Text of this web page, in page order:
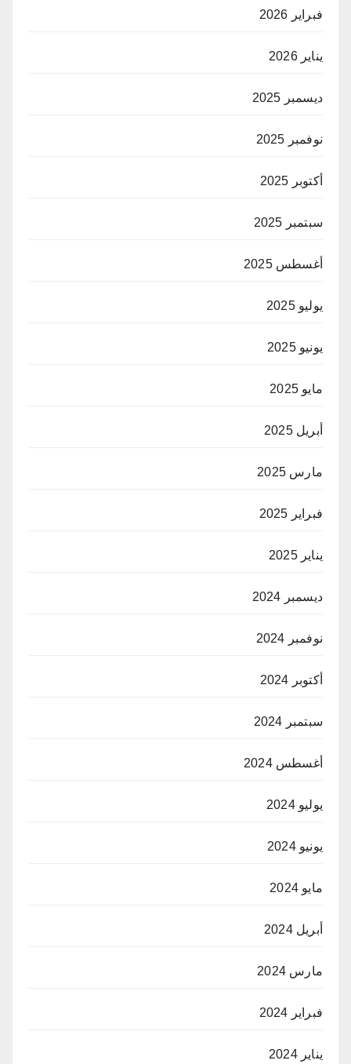
فبراير 2026
يناير 2026
ديسمبر 2025
نوفمبر 2025
أكتوبر 2025
سبتمبر 2025
أغسطس 2025
يوليو 2025
يونيو 2025
مايو 2025
أبريل 2025
مارس 2025
فبراير 2025
يناير 2025
ديسمبر 2024
نوفمبر 2024
أكتوبر 2024
سبتمبر 2024
أغسطس 2024
يوليو 2024
يونيو 2024
مايو 2024
أبريل 2024
مارس 2024
فبراير 2024
يناير 2024